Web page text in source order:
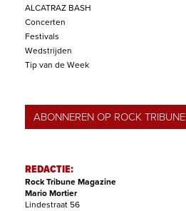
ALCATRAZ BASH
Concerten
Festivals
Wedstrijden
Tip van de Week
ABONNEREN OP ROCK TRIBUNE
REDACTIE:
Rock Tribune Magazine
Mario Mortier
Lindestraat 56